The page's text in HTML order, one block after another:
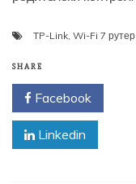
TP-Link Wi-Fi 7 рутер
SHARE
Facebook
Linkedin